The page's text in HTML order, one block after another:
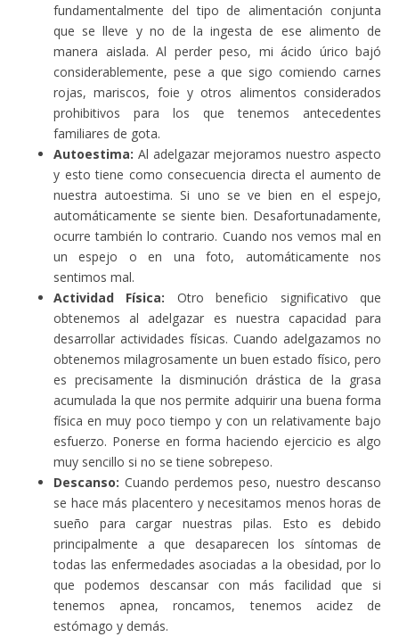
fundamentalmente del tipo de alimentación conjunta
que se lleve y no de la ingesta de ese alimento de
manera aislada. Al perder peso, mi ácido úrico bajó
considerablemente, pese a que sigo comiendo carnes
rojas, mariscos, foie y otros alimentos considerados
prohibitivos para los que tenemos antecedentes
familiares de gota.
Autoestima: Al adelgazar mejoramos nuestro aspecto
y esto tiene como consecuencia directa el aumento de
nuestra autoestima. Si uno se ve bien en el espejo,
automáticamente se siente bien. Desafortunadamente,
ocurre también lo contrario. Cuando nos vemos mal en
un espejo o en una foto, automáticamente nos
sentimos mal.
Actividad Física: Otro beneficio significativo que
obtenemos al adelgazar es nuestra capacidad para
desarrollar actividades físicas. Cuando adelgazamos no
obtenemos milagrosamente un buen estado físico, pero
es precisamente la disminución drástica de la grasa
acumulada la que nos permite adquirir una buena forma
física en muy poco tiempo y con un relativamente bajo
esfuerzo. Ponerse en forma haciendo ejercicio es algo
muy sencillo si no se tiene sobrepeso.
Descanso: Cuando perdemos peso, nuestro descanso
se hace más placentero y necesitamos menos horas de
sueño para cargar nuestras pilas. Esto es debido
principalmente a que desaparecen los síntomas de
todas las enfermedades asociadas a la obesidad, por lo
que podemos descansar con más facilidad que si
tenemos apnea, roncamos, tenemos acidez de
estómago y demás.